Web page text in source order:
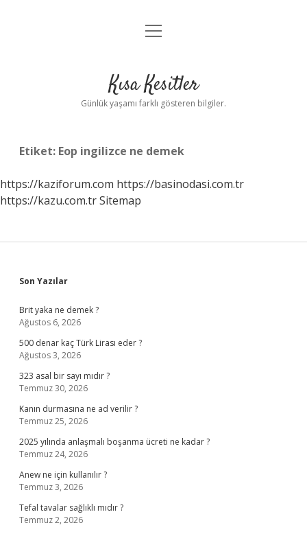
Anasayfa
Yasal Uyarı
menüyü
Kısa Kesitler
Günlük yaşamı farklı gösteren bilgiler.
Etiket: Eop ingilizce ne demek
https://kaziforum.com https://basinodasi.com.tr
https://kazu.com.trSitemap
Sidebar
Son Yazılar
Brit yaka ne demek ?
Ağustos 6, 2026
500 denar kaç Türk Lirası eder ?
Ağustos 3, 2026
323 asal bir sayı mıdır ?
Temmuz 30, 2026
Kanın durmasına ne ad verilir ?
Temmuz 25, 2026
2025 yılında anlaşmalı boşanma ücreti ne kadar ?
Temmuz 24, 2026
Anew ne için kullanılır ?
Temmuz 3, 2026
Tefal tavalar sağlıklı mıdır ?
Temmuz 2, 2026